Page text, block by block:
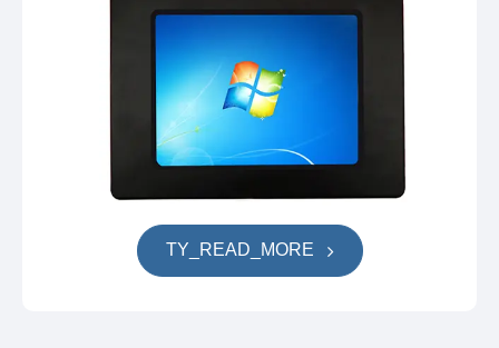
TY_READ_MORE